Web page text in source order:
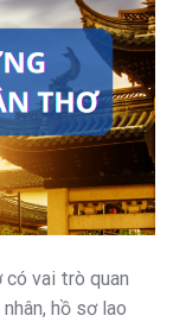
có vai trò quan
hồ sơ lao